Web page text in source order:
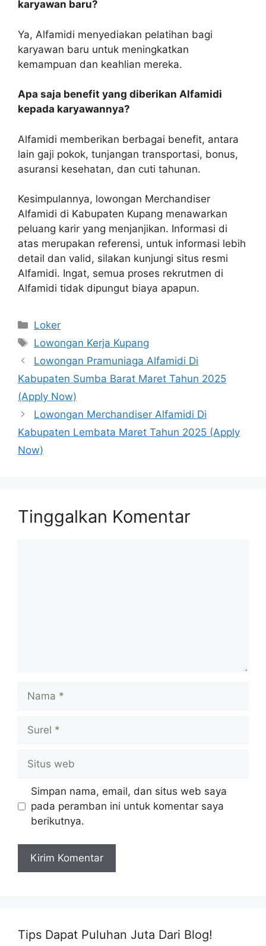
karyawan baru?
Ya, Alfamidi menyediakan pelatihan bagi
karyawan baru untuk meningkatkan
kemampuan dan keahlian mereka.
Apa saja benefit yang diberikan Alfamidi
kepada karyawannya?
Alfamidi memberikan berbagai benefit, antara
lain gaji pokok, tunjangan transportasi, bonus,
asuransi kesehatan, dan cuti tahunan.
Kesimpulannya, lowongan Merchandiser
Alfamidi di Kabupaten Kupang menawarkan
peluang karir yang menjanjikan. Informasi di
atas merupakan referensi, untuk informasi lebih
detail dan valid, silakan kunjungi situs resmi
Alfamidi. Ingat, semua proses rekrutmen di
Alfamidi tidak dipungut biaya apapun.
Kategori
Loker
Tag
Lowongan Kerja Kupang
Lowongan Pramuniaga Alfamidi Di
Kabupaten Sumba Barat Maret Tahun 2025
(Apply Now)
Lowongan Merchandiser Alfamidi Di
Kabupaten Lembata Maret Tahun 2025 (Apply
Now)
Tinggalkan Komentar
Nama
Surel
Situs
web
Simpan nama, email, dan situs web saya
pada peramban ini untuk komentar saya
berikutnya.
Tips Dapat Puluhan Juta Dari Blog!